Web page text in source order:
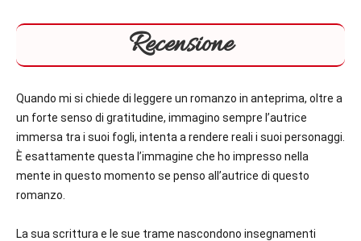
Recensione
Quando mi si chiede di leggere un romanzo in anteprima, oltre a
un forte senso di gratitudine, immagino sempre l’autrice
immersa tra i suoi fogli, intenta a rendere reali i suoi personaggi.
È esattamente questa l’immagine che ho impresso nella
mente in questo momento se penso all’autrice di questo
romanzo.
La sua scrittura e le sue trame nascondono insegnamenti